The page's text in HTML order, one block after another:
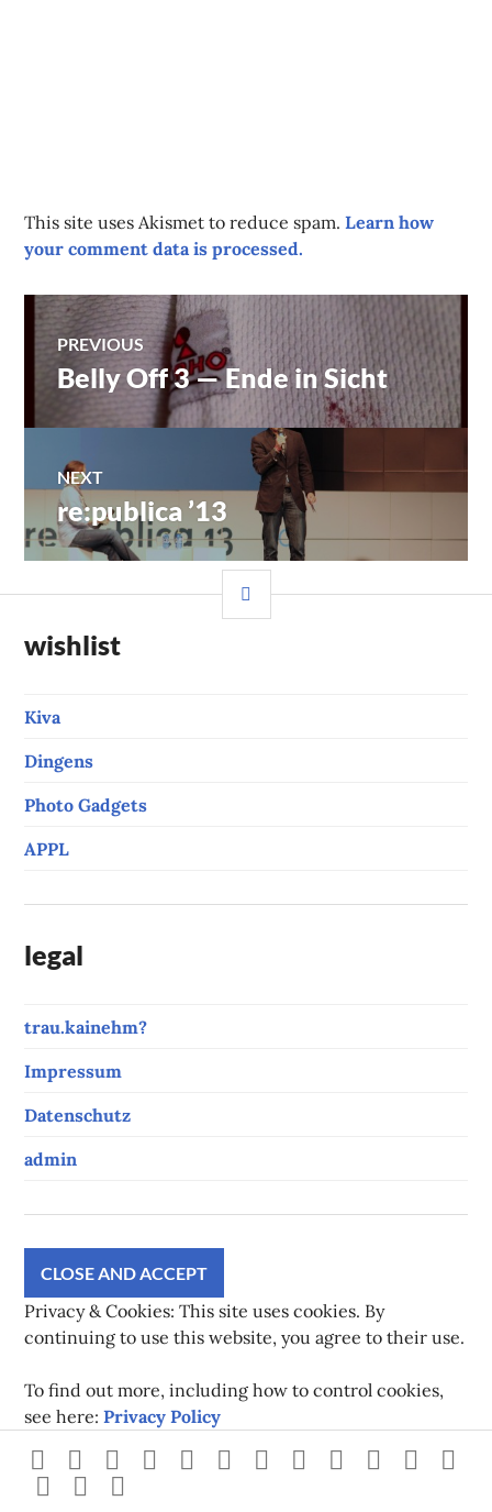
This site uses Akismet to reduce spam.Learn how
your comment data is processed.
Post
navigation
PREVIOUS
Previous
Belly Off 3 — Ende in Sicht
NEXT
Next
post:
re:publica ’13
wishlist
Kiva
Dingens
Photo Gadgets
APPL
legal
trau.kainehm?
Impressum
Datenschutz
admin
Privacy & Cookies: This site uses cookies. By
continuing to use this website, you agree to their use.
To find out more, including how to control cookies,
see here:Privacy Policy
Strava instagramfacebookyoutubetwitch pinteresttwitterflickr 500px linkedinspotify
steam Mastodon